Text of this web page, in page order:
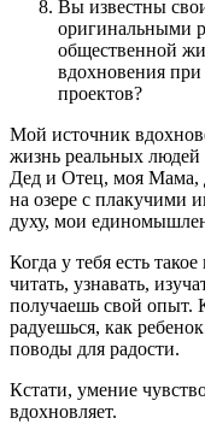
Вы известны
оригинальными
общественной
вдохновения при
проектов?
Мой источник
жизнь реальных
Дед и Отец, моя Мама,
на озере с плакучими
духу, мои
Когда у тебя есть
читать, узнавать,
получаешь свой опыт.
радуешься, как
поводы для радости.
Кстати, умение
вдохновляет.